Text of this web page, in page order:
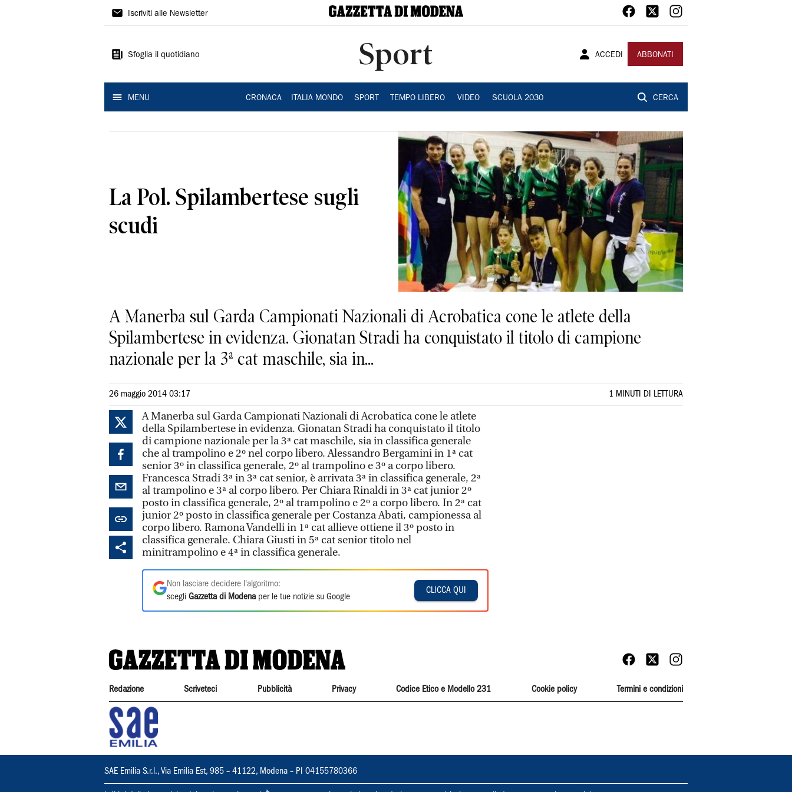
Gazzetta
Modena
Iscriviti alle Newsletter
Sfoglia il quotidiano Sport ACCEDI ABBONATI
MENU CRONACA ITALIA MONDO SPORT TEMPO LIBERO VIDEO SCUOLA 2030 CERCA
La Pol. Spilambertese sugli
scudi
A Manerba sul Garda Campionati Nazionali di Acrobatica cone le atlete della
Spilambertese in evidenza. Gionatan Stradi ha conquistato il titolo di campione
nazionale per la 3ª cat maschile, sia in...
26 maggio 2014 03:17 1 MINUTI DI LETTURA
A Manerba sul Garda Campionati Nazionali di Acrobatica cone le atlete
della Spilambertese in evidenza. Gionatan Stradi ha conquistato il titolo
di campione nazionale per la 3ª cat maschile, sia in classifica generale
che al trampolino e 2º nel corpo libero. Alessandro Bergamini in 1ª cat
senior 3º in classifica generale, 2º al trampolino e 3º a corpo libero.
Francesca Stradi 3ª in 3ª cat senior, è arrivata 3ª in classifica generale, 2ª
al trampolino e 3ª al corpo libero. Per Chiara Rinaldi in 3ª cat junior 2º
posto in classifica generale, 2º al trampolino e 2º a corpo libero. In 2ª cat
junior 2º posto in classifica generale per Costanza Abati, campionessa al
corpo libero. Ramona Vandelli in 1ª cat allieve ottiene il 3º posto in
classifica generale. Chiara Giusti in 5ª cat senior titolo nel
minitrampolino e 4ª in classifica generale.
Non lasciare decidere l'algoritmo:
scegli Gazzetta di Modena per le tue notizie su Google
CLICCA QUI
Redazione Scriveteci Pubblicità Privacy Codice Etico e Modello 231 Cookie policy Termini e condizioni
SAE Emilia S.r.l., Via Emilia Est, 985 – 41122, Modena – PI 04155780366